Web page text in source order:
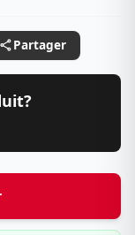
Partager